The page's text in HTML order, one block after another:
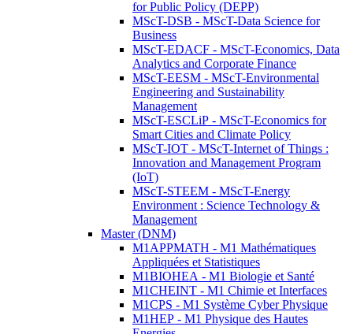
for Public Policy (DEPP)
MScT-DSB - MScT-Data Science for
Business
MScT-EDACF - MScT-Economics, Data
Analytics and Corporate Finance
MScT-EESM - MScT-Environmental
Engineering and Sustainability
Management
MScT-ESCLiP - MScT-Economics for
Smart Cities and Climate Policy
MScT-IOT - MScT-Internet of Things :
Innovation and Management Program
(IoT)
MScT-STEEM - MScT-Energy
Environment : Science Technology &
Management
Master (DNM)
M1APPMATH - M1 Mathématiques
Appliquées et Statistiques
M1BIOHEA - M1 Biologie et Santé
M1CHEINT - M1 Chimie et Interfaces
M1CPS - M1 Système Cyber Physique
M1HEP - M1 Physique des Hautes